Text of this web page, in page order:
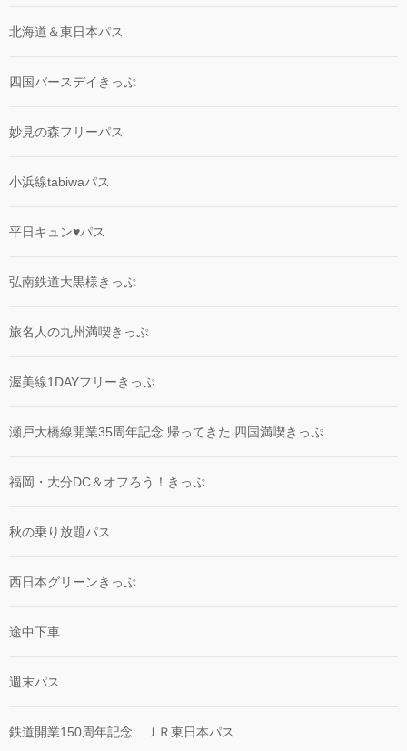
北海道＆東日本パス
四国バースデイきっぷ
妙見の森フリーパス
小浜線tabiwaパス
平日キュン♥パス
弘南鉄道大黒様きっぷ
旅名人の九州満喫きっぷ
渥美線1DAYフリーきっぷ
瀬戸大橋線開業35周年記念 帰ってきた 四国満喫きっぷ
福岡・大分DC＆オフろう！きっぷ
秋の乗り放題パス
西日本グリーンきっぷ
途中下車
週末パス
鉄道開業150周年記念 ＪＲ東日本パス